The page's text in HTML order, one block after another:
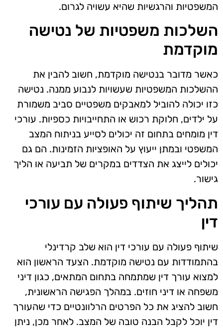
המשפטיות והרגשיות שהיא עשויה לגרום.
השלכות משפטיות של נטישה
מוקדמת
כאשר מדובר בנטישה מוקדמת, חשוב להבין את
ההשלכות המשפטיות שעשויות לנבוע ממנה. נטישה
כזו יכולה להוביל למאבקים משפטיים סביב משמורת
על ילדים, חלוקת רכוש או התחייבויות כספיות. עורכי
דין מומחים בתחום זה יכולים לסייע בניתוח המצב
המשפטי ובמתן ייעוץ על האופציות הזמינות. הם גם
יכולים לייצג את הצדדים במקרים של תביעה או הליך
גישור.
תהליך שיתוף פעולה עם עורכי
דין
שיתוף פעולה עם עורכי דין הוא שלב קרדינלי
בהתמודדות עם נטישה מוקדמת. הצעד הראשון הוא
למצוא עורך דין שמתמחה בתחום המתאים, כגון דיני
משפחה או דיני חוזים. במהלך הפגישה הראשונית,
חשוב להציג את כל הפרטים הרלוונטיים כדי שהעורך
דין יוכל לקבל הבנה טובה של המצב. לאחר מכן, ניתן